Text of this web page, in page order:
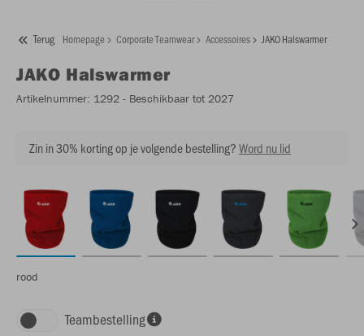
Terug Homepage Corporate Teamwear Accessoires JAKO Halswarmer
JAKO Halswarmer
Artikelnummer: 1292 - Beschikbaar tot 2027
Zin in 30% korting op je volgende bestelling?Word nu lid
rood
Teambestelling